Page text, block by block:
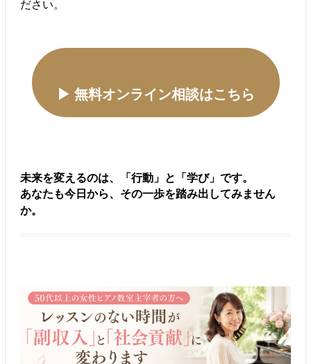
ださい。
▶ 無料オンライン相談はこちら
未来を変えるのは、「行動」と「学び」です。
あなたも今日から、その一歩を踏み出してみません
か。